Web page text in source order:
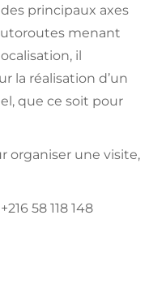
principaux axes
menant
il
la réalisation d’un
que ce soit pour
organiser une visite,
58 118 148